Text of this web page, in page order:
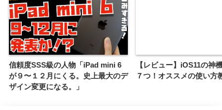
信頼度SSS級の人物「iPad mini 6
が９〜１２月にくる。史上最大のデ
ザイン変更になる。」
【レビュー】iOS11の神
７つ！オススメの使い方